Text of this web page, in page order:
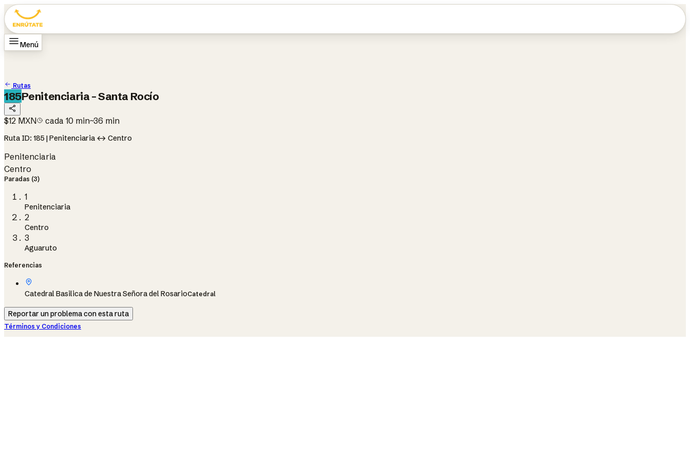
Menú
Rutas
185Penitenciaria - Santa Rocío
$12 MXN cada 10 min~36 min
Ruta ID: 185 | Penitenciaria ↔ Centro
Penitenciaria
Centro
Paradas (3)
1
Penitenciaria
2
Centro
3
Aguaruto
Referencias
Catedral Basilica de Nuestra Señora del RosarioCatedral
Reportar un problema con esta ruta
Términos y Condiciones